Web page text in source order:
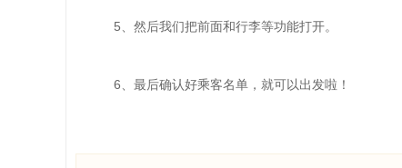
5、然后我们把前面和行李等功能打开。
6、最后确认好乘客名单，就可以出发啦！